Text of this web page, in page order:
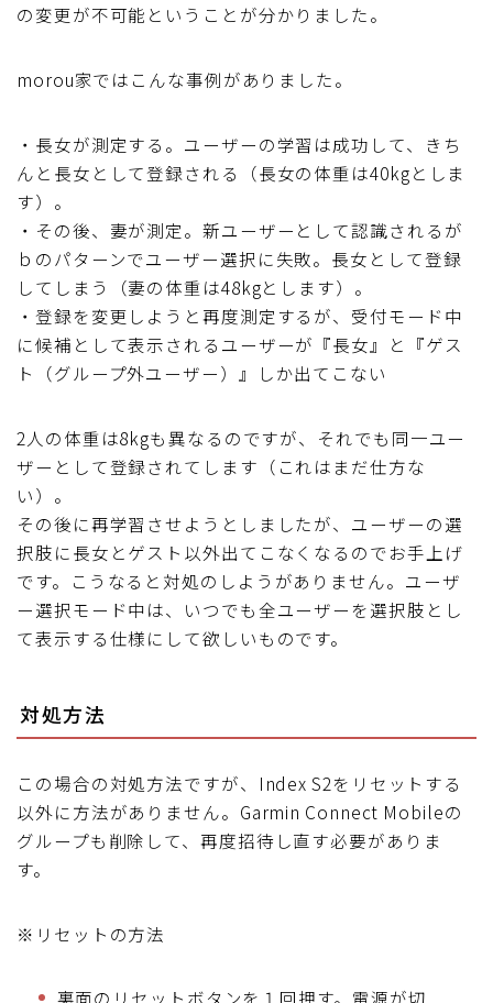
Follow Me
の変更が不可能ということが分かりました。
morou家ではこんな事例がありました。
・長女が測定する。ユーザーの学習は成功して、きち
んと長女として登録される（長女の体重は40kgとしま
す）。
・その後、妻が測定。新ユーザーとして認識されるが
ｂのパターンでユーザー選択に失敗。長女として登録
してしまう（妻の体重は48kgとします）。
・登録を変更しようと再度測定するが、受付モード中
に候補として表示されるユーザーが『長女』と『ゲス
ト（グループ外ユーザー）』しか出てこない
2人の体重は8kgも異なるのですが、それでも同一ユー
ザーとして登録されてします（これはまだ仕方な
い）。
その後に再学習させようとしましたが、ユーザーの選
択肢に長女とゲスト以外出てこなくなるのでお手上げ
です。こうなると対処のしようがありません。ユーザ
ー選択モード中は、いつでも全ユーザーを選択肢とし
て表示する仕様にして欲しいものです。
対処方法
この場合の対処方法ですが、Index S2をリセットする
以外に方法がありません。Garmin Connect Mobileの
グループも削除して、再度招待し直す必要がありま
す。
※リセットの方法
裏面のリセットボタンを１回押す。電源が切